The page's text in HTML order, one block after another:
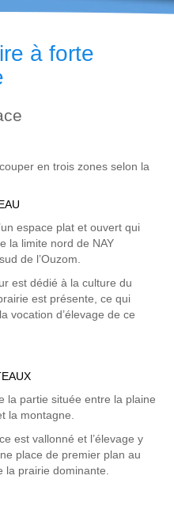
à forte
en trois zones selon la
espace plat et ouvert qui
la limite nord de NAY
de l’Ouzom.
est dédié à la culture du
est présente, ce qui
vocation d’élevage de ce
la partie située entre la plaine
la montagne.
est vallonné et l’élevage y
place de premier plan au
la prairie dominante.